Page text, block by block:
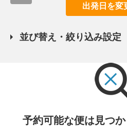
出発日を変
並び替え・絞り込み設定
予約可能な便は見つか